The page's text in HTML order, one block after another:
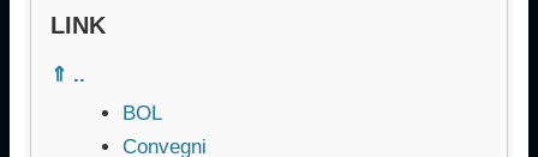
LINK
⇑ ..
BOL
Convegni